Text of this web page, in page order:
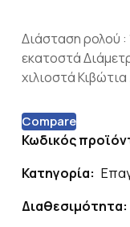
Διάσταση ρολού :
εκατοστά
χιλιοστά
Compare
Κωδικός
Κατηγορία:
Διαθεσιμότητα: